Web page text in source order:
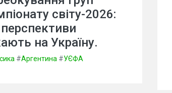
світу-2026:
перспективи
на Україну.
#Аргентина #УЄФА